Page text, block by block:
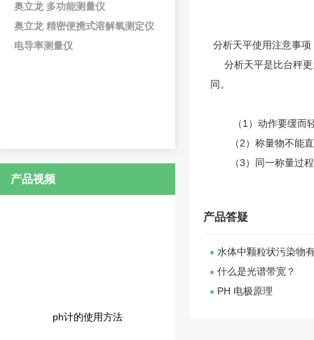
奥立龙 多功能测量仪
奥立龙 精密便携式溶解氧测定仪
电导率测量仪
产品视频
ph计的使用方法
分析天平使用注意事项
分析天平是比台秤更
同。
（1）动作要缓而轻
（2）称量物不能直
（3）同一称量过程
产品答疑
水体中颗粒状污染物
什么是光谱带宽？
PH 电极原理